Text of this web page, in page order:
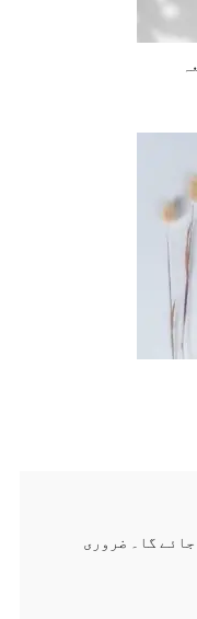
گا۔ ضروری